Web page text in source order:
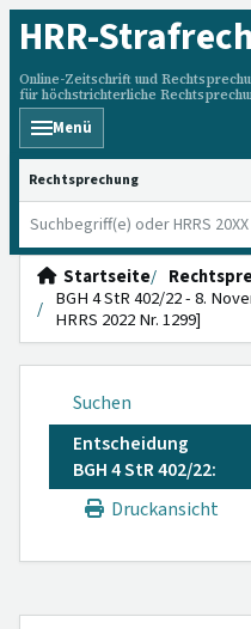
HRR-
Online-Zeitschrift und
für höchstrichterliche
Menü
HRRS durchsuchen
Startseite
BGH 4 StR 402/22 - 8.
HRRS 2022 Nr. 1299]
Suchen
Entscheidung
BGH 4 StR 402/22:
Druckansicht